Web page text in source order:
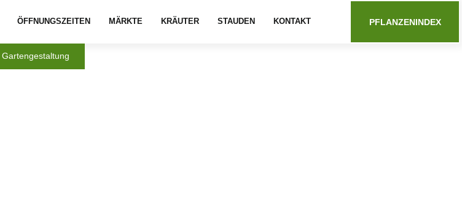
ÖFFNUNGSZEITEN MÄRKTE KRÄUTER STAUDEN KONTAKT PFLANZENINDEX
Gartengestaltung